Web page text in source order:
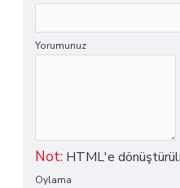
Yorumunuz
Not: HTML'e
Oylama